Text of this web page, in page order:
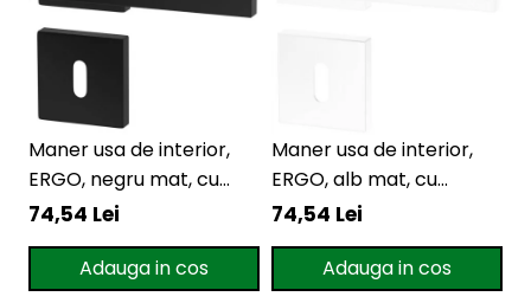
Maner usa de interior,
ERGO, negru mat, cu
rozeta cheie
74,54 Lei
Adauga in cos
Maner usa de interior,
ERGO, alb mat, cu
rozeta cheie
74,54 Lei
Adauga in cos